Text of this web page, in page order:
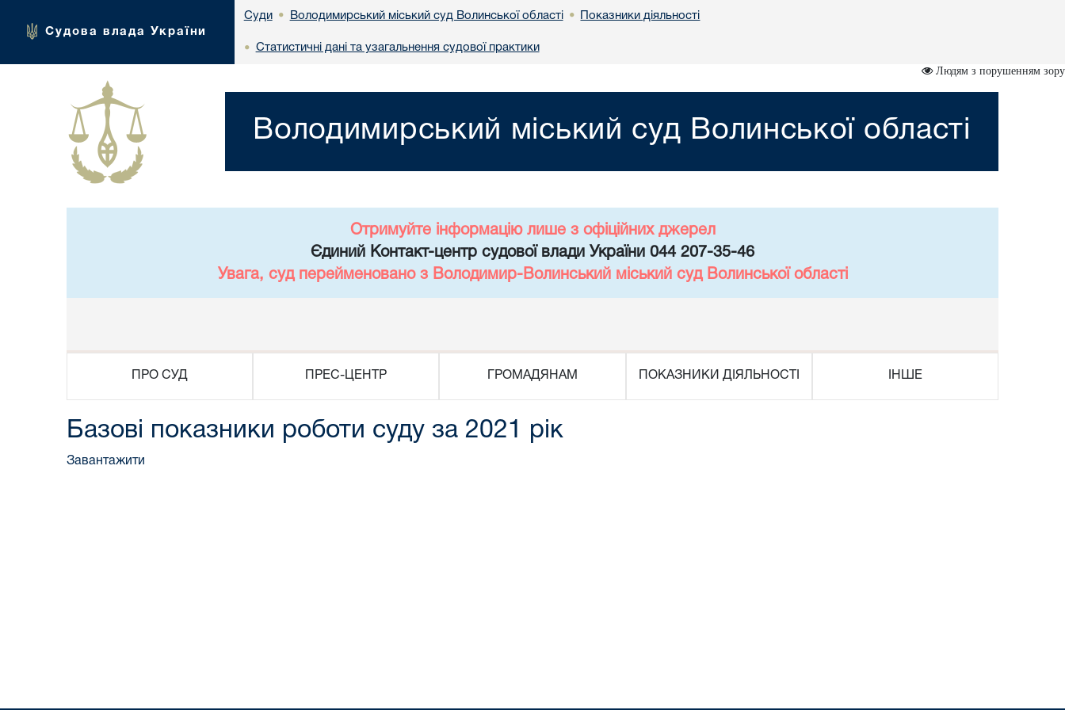
Судова влада України
Суди • Володимирський міський суд Волинської області • Показники діяльності
• Статистичні дані та узагальнення судової практики
Людям з порушенням зору
Володимирський міський суд Волинської області
Отримуйте інформацію лише з офіційних джерел
Єдиний Контакт-центр судової влади України 044 207-35-46
Увага, суд перейменовано з Володимир-Волинський міський суд Волинської області
ПРО СУД ПРЕС-ЦЕНТР ГРОМАДЯНАМ ПОКАЗНИКИ ДІЯЛЬНОСТІ ІНШЕ
Базові показники роботи суду за 2021 рік
Завантажити